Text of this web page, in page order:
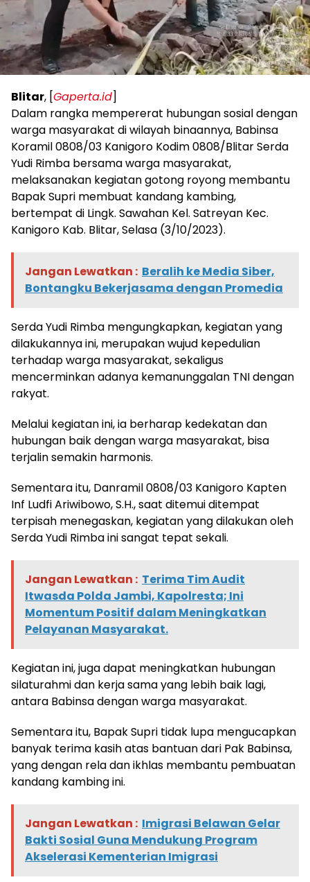
Blitar, [Gaperta.id]
Dalam rangka mempererat hubungan sosial dengan
warga masyarakat di wilayah binaannya, Babinsa
Koramil 0808/03 Kanigoro Kodim 0808/Blitar Serda
Yudi Rimba bersama warga masyarakat,
melaksanakan kegiatan gotong royong membantu
Bapak Supri membuat kandang kambing,
bertempat di Lingk. Sawahan Kel. Satreyan Kec.
Kanigoro Kab. Blitar, Selasa (3/10/2023).
Jangan Lewatkan : Beralih ke Media Siber,
Bontangku Bekerjasama dengan Promedia
Serda Yudi Rimba mengungkapkan, kegiatan yang
dilakukannya ini, merupakan wujud kepedulian
terhadap warga masyarakat, sekaligus
mencerminkan adanya kemanunggalan TNI dengan
rakyat.
Melalui kegiatan ini, ia berharap kedekatan dan
hubungan baik dengan warga masyarakat, bisa
terjalin semakin harmonis.
Sementara itu, Danramil 0808/03 Kanigoro Kapten
Inf Ludfi Ariwibowo, S.H., saat ditemui ditempat
terpisah menegaskan, kegiatan yang dilakukan oleh
Serda Yudi Rimba ini sangat tepat sekali.
Jangan Lewatkan : Terima Tim Audit
Itwasda Polda Jambi, Kapolresta; Ini
Momentum Positif dalam Meningkatkan
Pelayanan Masyarakat.
Kegiatan ini, juga dapat meningkatkan hubungan
silaturahmi dan kerja sama yang lebih baik lagi,
antara Babinsa dengan warga masyarakat.
Sementara itu, Bapak Supri tidak lupa mengucapkan
banyak terima kasih atas bantuan dari Pak Babinsa,
yang dengan rela dan ikhlas membantu pembuatan
kandang kambing ini.
Jangan Lewatkan : Imigrasi Belawan Gelar
Bakti Sosial Guna Mendukung Program
Akselerasi Kementerian Imigrasi